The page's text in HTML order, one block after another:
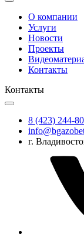
О компании
Услуги
Новости
Проекты
Контакты
Контакты
8 (423) 244-
г.